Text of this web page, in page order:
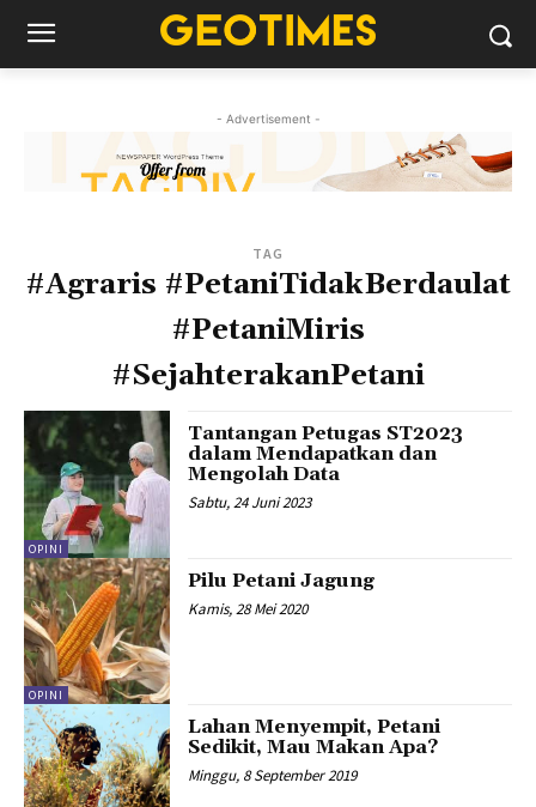
- Advertisement -
TAG
#Agraris #PetaniTidakBerdaulat
#PetaniMiris
#SejahterakanPetani
OPINI
Tantangan Petugas ST2023
dalam Mendapatkan dan
Mengolah Data
Sabtu, 24 Juni 2023
OPINI
Pilu Petani Jagung
Kamis, 28 Mei 2020
Lahan Menyempit, Petani
Sedikit, Mau Makan Apa?
Minggu, 8 September 2019